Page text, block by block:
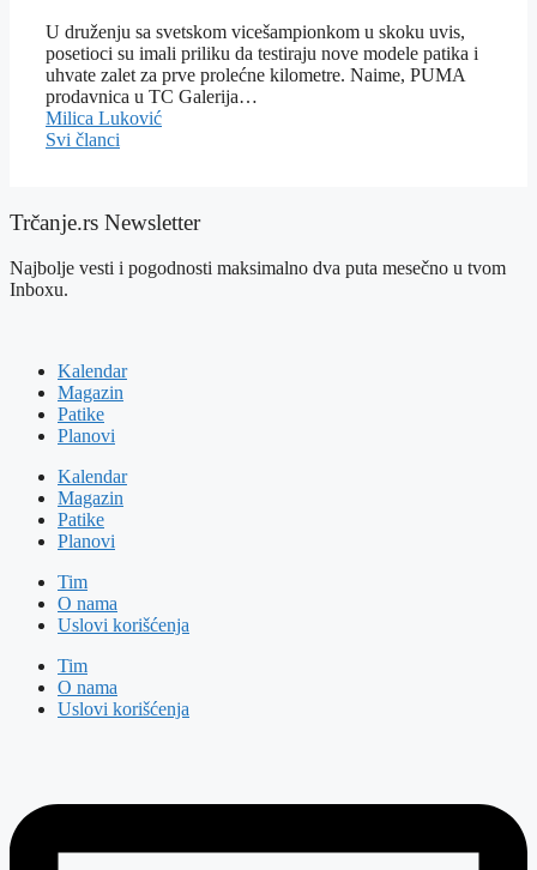
U druženju sa svetskom vicešampionkom u skoku uvis,
posetioci su imali priliku da testiraju nove modele patika i
uhvate zalet za prve prolećne kilometre. Naime, PUMA
prodavnica u TC Galerija…
Milica Luković
Svi članci
Trčanje.rs Newsletter
Najbolje vesti i pogodnosti maksimalno dva puta mesečno u tvom
Inboxu.
Kalendar
Magazin
Patike
Planovi
Kalendar
Magazin
Patike
Planovi
Tim
O nama
Uslovi korišćenja
Tim
O nama
Uslovi korišćenja